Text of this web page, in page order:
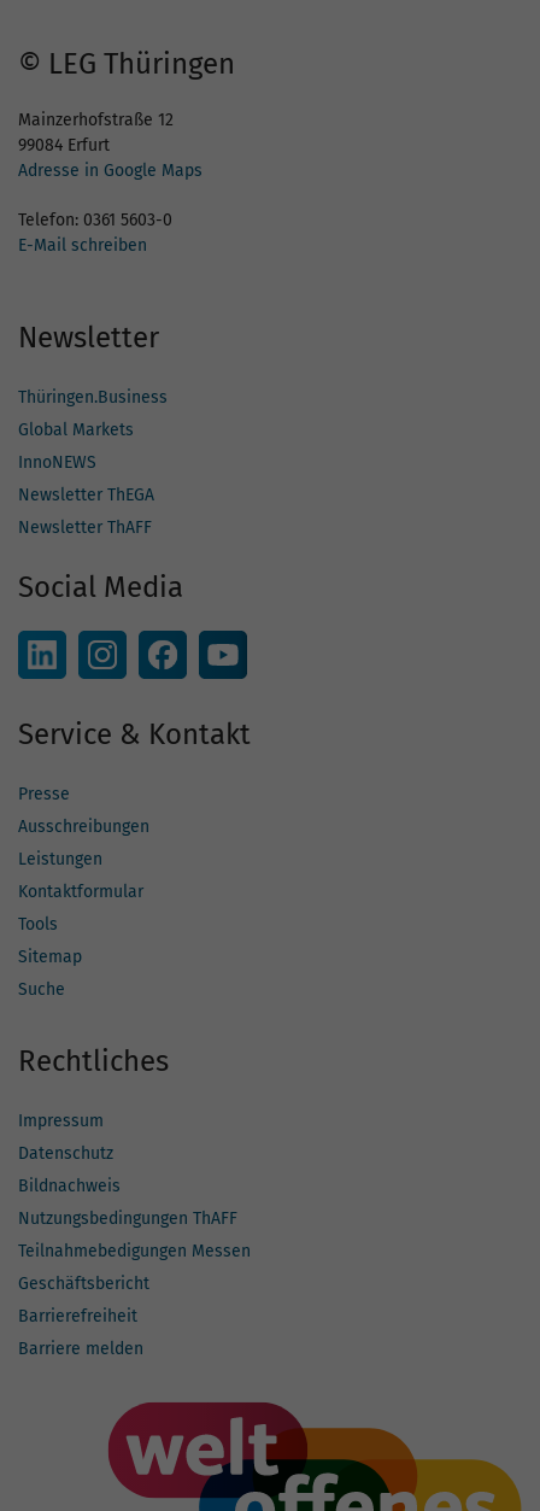
© LEG Thüringen
Mainzerhofstraße 12
99084 Erfurt
Adresse in Google Maps
Telefon: 0361 5603-0
E-Mail schreiben
Newsletter
Thüringen.Business
Global Markets
InnoNEWS
Newsletter ThEGA
Newsletter ThAFF
Social Media
Service & Kontakt
Presse
Ausschreibungen
Leistungen
Kontaktformular
Tools
Sitemap
Suche
Rechtliches
Impressum
Datenschutz
Bildnachweis
Nutzungsbedingungen ThAFF
Teilnahmebedigungen Messen
Geschäftsbericht
Barrierefreiheit
Barriere melden